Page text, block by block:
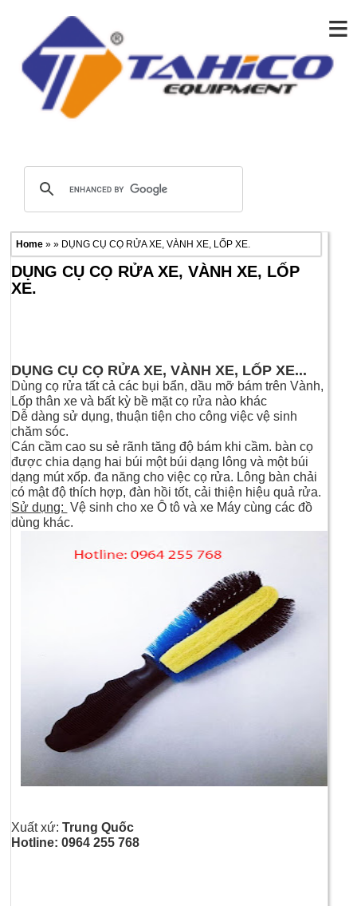
≡
Home» » DỤNG CỤ CỌ RỬA XE, VÀNH XE, LỐP XE.
DỤNG CỤ CỌ RỬA XE, VÀNH XE, LỐP
XE.
DỤNG CỤ CỌ RỬA XE, VÀNH XE, LỐP XE...
Dùng cọ rửa tất cả các bụi bẩn, dầu mỡ bám trên Vành,
Lốp thân xe và bất kỳ bề mặt cọ rửa nào khác
Dễ dàng sử dụng, thuận tiện cho công việc vệ sinh
chăm sóc.
Cán cầm cao su sẻ rãnh tăng độ bám khi cầm. bàn cọ
được chia dạng hai búi một búi dạng lông và một búi
dạng mút xốp. đa năng cho việc cọ rửa. Lông bàn chải
có mật độ thích hợp, đàn hồi tốt, cải thiện hiệu quả rửa.
Sử dụng: Vệ sinh cho xe Ô tô và xe Máy cùng các đồ
dùng khác.
Xuất xứ:Trung Quốc
Hotline: 0964 255 768